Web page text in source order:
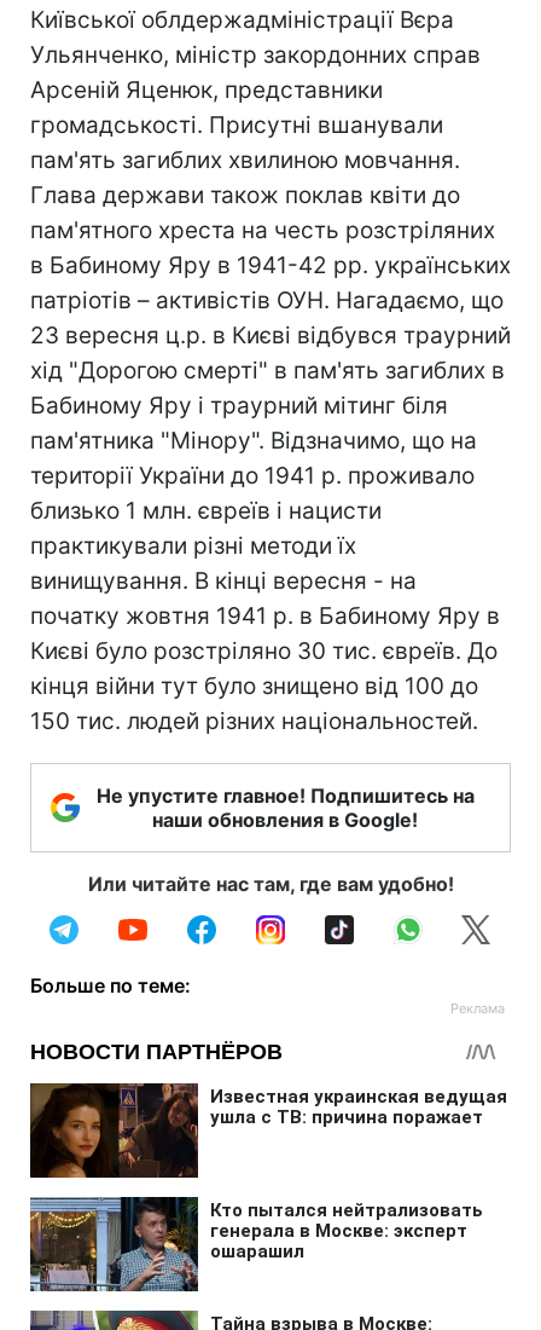
Київської облдержадміністрації Вєра
Ульянченко, міністр закордонних справ
Арсеній Яценюк, представники
громадськості. Присутні вшанували
пам'ять загиблих хвилиною мовчання.
Глава держави також поклав квіти до
пам'ятного хреста на честь розстріляних
в Бабиному Яру в 1941-42 рр. українських
патріотів – активістів ОУН. Нагадаємо, що
23 вересня ц.р. в Києві відбувся траурний
хід "Дорогою смерті" в пам'ять загиблих в
Бабиному Яру і траурний мітинг біля
пам'ятника "Мінору". Відзначимо, що на
території України до 1941 р. проживало
близько 1 млн. євреїв і нацисти
практикували різні методи їх
винищування. В кінці вересня - на
початку жовтня 1941 р. в Бабиному Яру в
Києві було розстріляно 30 тис. євреїв. До
кінця війни тут було знищено від 100 до
150 тис. людей різних національностей.
Не упустите главное! Подпишитесь на
наши обновления в Google!
Или читайте нас там, где вам удобно!
Больше по теме: